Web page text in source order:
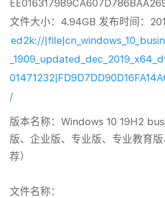
文件大小：4.94GB 发布时间：
ed2k://
/
版本名称：Windows 10 19H2
版、企业版、专业版、专业教育
荐）
文件名称：